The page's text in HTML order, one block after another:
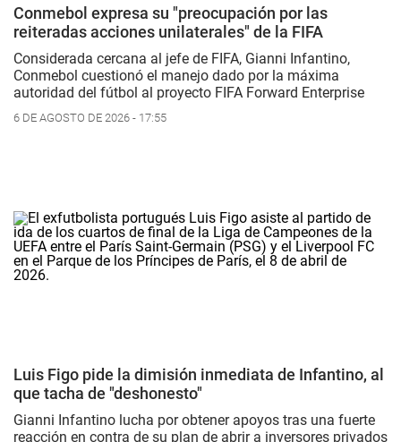
Conmebol expresa su "preocupación por las
reiteradas acciones unilaterales" de la FIFA
Considerada cercana al jefe de FIFA, Gianni Infantino,
Conmebol cuestionó el manejo dado por la máxima
autoridad del fútbol al proyecto FIFA Forward Enterprise
6 DE AGOSTO DE 2026 - 17:55
Luis Figo pide la dimisión inmediata de Infantino, al
que tacha de "deshonesto"
Gianni Infantino lucha por obtener apoyos tras una fuerte
reacción en contra de su plan de abrir a inversores privados